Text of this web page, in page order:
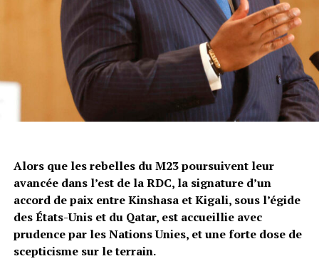
Alors que les rebelles du M23 poursuivent leur
avancée dans l’est de la RDC, la signature d’un
accord de paix entre Kinshasa et Kigali, sous l’égide
des États-Unis et du Qatar, est accueillie avec
prudence par les Nations Unies, et une forte dose de
scepticisme sur le terrain.